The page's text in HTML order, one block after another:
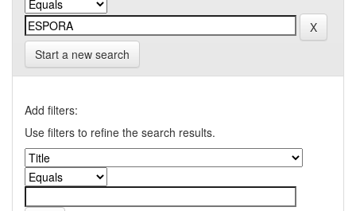
Start a new search
Add filters:
Use filters to refine the search results.